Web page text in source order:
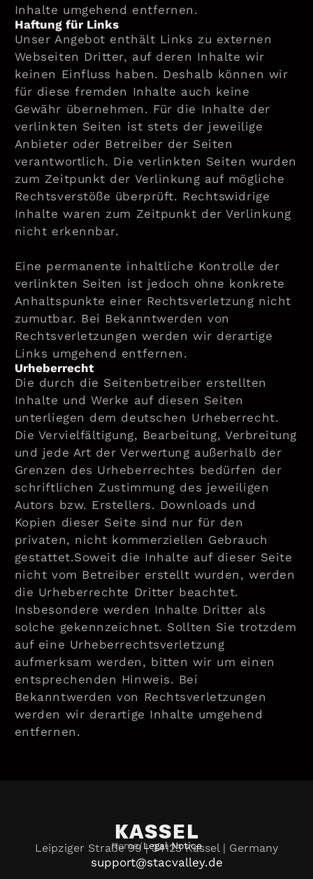
Inhalte umgehend entfernen.
Haftung für Links
Unser Angebot enthält Links zu externen
Webseiten Dritter, auf deren Inhalte wir
keinen Einfluss haben. Deshalb können wir
für diese fremden Inhalte auch keine
Gewähr übernehmen. Für die Inhalte der
verlinkten Seiten ist stets der jeweilige
Anbieter oder Betreiber der Seiten
verantwortlich. Die verlinkten Seiten wurden
zum Zeitpunkt der Verlinkung auf mögliche
Rechtsverstöße überprüft. Rechtswidrige
Inhalte waren zum Zeitpunkt der Verlinkung
nicht erkennbar.
Eine permanente inhaltliche Kontrolle der
verlinkten Seiten ist jedoch ohne konkrete
Anhaltspunkte einer Rechtsverletzung nicht
zumutbar. Bei Bekanntwerden von
Rechtsverletzungen werden wir derartige
Links umgehend entfernen.
Urheberrecht
Die durch die Seitenbetreiber erstellten
Inhalte und Werke auf diesen Seiten
unterliegen dem deutschen Urheberrecht.
Die Vervielfältigung, Bearbeitung, Verbreitung
und jede Art der Verwertung außerhalb der
Grenzen des Urheberrechtes bedürfen der
schriftlichen Zustimmung des jeweiligen
Autors bzw. Erstellers. Downloads und
Kopien dieser Seite sind nur für den
privaten, nicht kommerziellen Gebrauch
gestattet.Soweit die Inhalte auf dieser Seite
nicht vom Betreiber erstellt wurden, werden
die Urheberrechte Dritter beachtet.
Insbesondere werden Inhalte Dritter als
solche gekennzeichnet. Sollten Sie trotzdem
auf eine Urheberrechtsverletzung
aufmerksam werden, bitten wir um einen
entsprechenden Hinweis. Bei
Bekanntwerden von Rechtsverletzungen
werden wir derartige Inhalte umgehend
entfernen.
Home/Legal Notice
KASSEL
Leipziger Straße 99 | 34123 Kassel | Germany
support@stacvalley.de